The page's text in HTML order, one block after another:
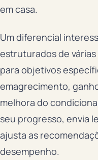
em casa.
Um diferencial
estruturados de
para objetivos
emagrecimento,
melhora do
seu progresso, envia
ajusta as
desempenho.